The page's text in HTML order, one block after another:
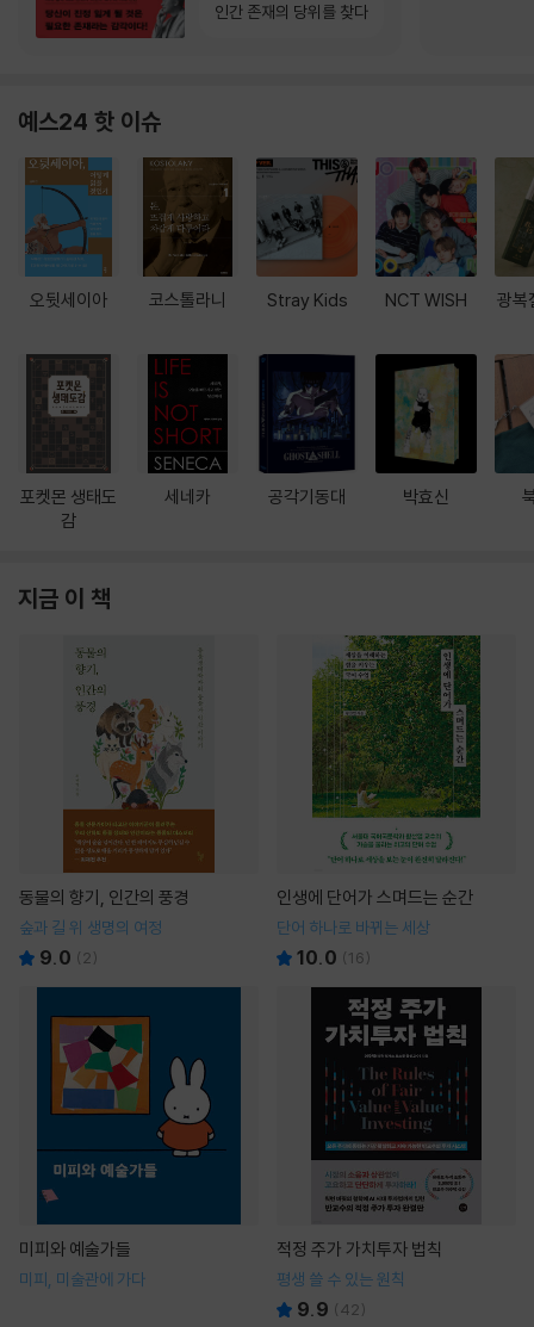
인간 존재의 당위를 찾다
예스24 핫 이슈
오뒷세이아
포켓몬 생태도
감
코스톨라니
세네카
Stray Kids
공각기동대
NCT WISH
박효신
광복
지금 이 책
동물의 향기, 인간의 풍경
숲과 길 위 생명의 여정
9.0 ( 2)
인생에 단어가 스며드는 순간
단어 하나로 바뀌는 세상
10.0 (16)
미피와 예술가들
미피, 미술관에 가다
적정 주가 가치투자 법칙
평생 쓸 수 있는 원칙
9.9 (42)